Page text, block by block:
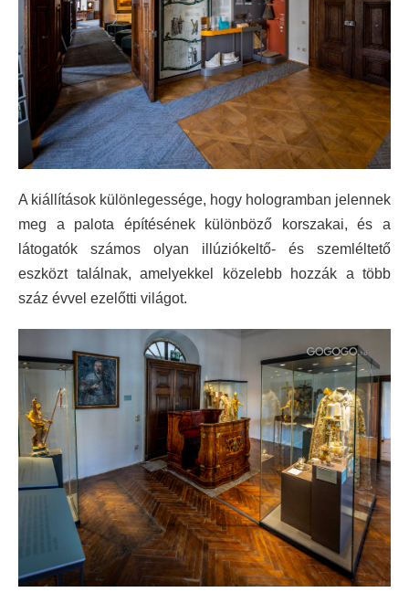
A kiállítások különlegessége, hogy hologramban jelennek
meg a palota építésének különböző korszakai, és a
látogatók számos olyan illúziókeltő- és szemléltető
eszközt találnak, amelyekkel közelebb hozzák a több
száz évvel ezelőtti világot.